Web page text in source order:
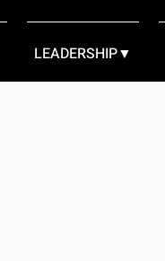
LEADERSHIP▼